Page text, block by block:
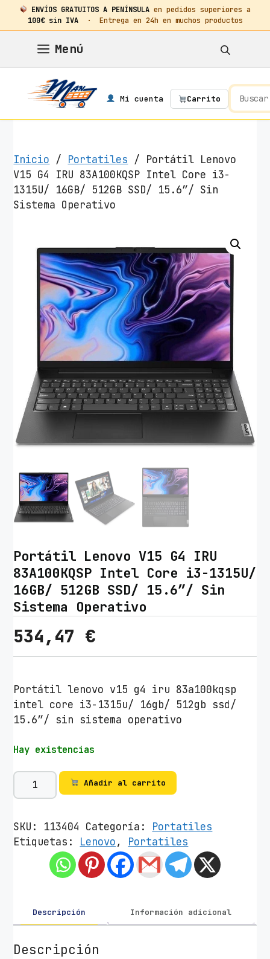
ENVÍOS GRATUITOS A PENÍNSULA en pedidos superiores a
100€ sin IVA· Entrega en 24h en muchos productos
contenido
Menú
Mi cuenta Carrito
Inicio / Portatiles / Portátil Lenovo
V15 G4 IRU 83A100KQSP Intel Core i3-
1315U/ 16GB/ 512GB SSD/ 15.6″/ Sin
Sistema Operativo
Portátil Lenovo V15 G4 IRU
83A100KQSP Intel Core i3-1315U/
16GB/ 512GB SSD/ 15.6″/ Sin
Sistema Operativo
534,47 €
Portátil lenovo v15 g4 iru 83a100kqsp
intel core i3-1315u/ 16gb/ 512gb ssd/
15.6″/ sin sistema operativo
Hay existencias
P
o
t
á
n
o
Añadir al carrito
SKU: 113404 Categoría: Portatiles
Etiquetas: Lenovo, Portatiles
Descripción Información adicional
Descripción